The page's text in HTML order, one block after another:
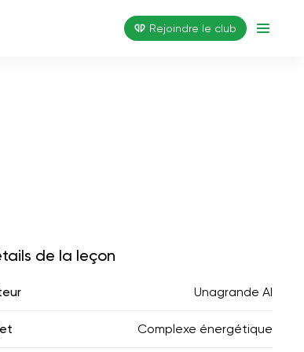
Rejoindre le club
de la leçon
Unagrande AI
Complexe énergétique